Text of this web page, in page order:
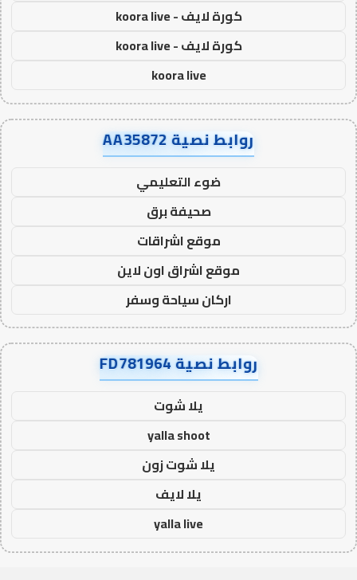
كورة لايف - koora live
كورة لايف - koora live
koora live
روابط نصية AA35872
ضوء التعليمي
صحيفة برق
موقع اشراقات
موقع اشراق اون لاين
اركان سياحة وسفر
روابط نصية FD781964
يلا شوت
yalla shoot
يلا شوت زون
يلا لايف
yalla live